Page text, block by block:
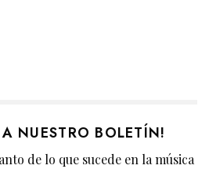
A NUESTRO BOLETÍN!
de lo que sucede en la música